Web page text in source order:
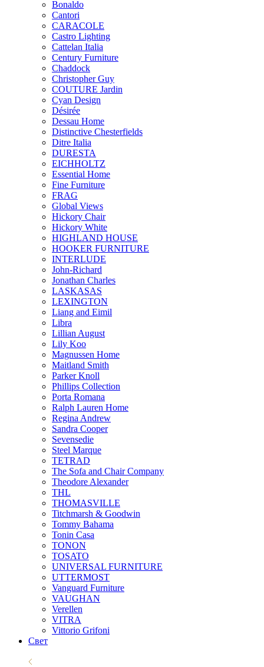
Bonaldo
Cantori
CARACOLE
Castro Lighting
Cattelan Italia
Century Furniture
Chaddock
Christopher Guy
COUTURE Jardin
Cyan Design
Désirée
Dessau Home
Distinctive Chesterfields
Ditre Italia
DURESTA
EICHHOLTZ
Essential Home
Fine Furniture
FRAG
Global Views
Hickory Chair
Hickory White
HIGHLAND HOUSE
HOOKER FURNITURE
INTERLUDE
John-Richard
Jonathan Charles
LASKASAS
LEXINGTON
Liang and Eimil
Libra
Lillian August
Lily Koo
Magnussen Home
Maitland Smith
Parker Knoll
Phillips Collection
Porta Romana
Ralph Lauren Home
Regina Andrew
Sandra Cooper
Sevensedie
Steel Marque
TETRAD
The Sofa and Chair Company
Theodore Alexander
THL
THOMASVILLE
Titchmarsh & Goodwin
Tommy Bahama
Tonin Casa
TONON
TOSATO
UNIVERSAL FURNITURE
UTTERMOST
Vanguard Furniture
VAUGHAN
Verellen
VITRA
Vittorio Grifoni
Свет